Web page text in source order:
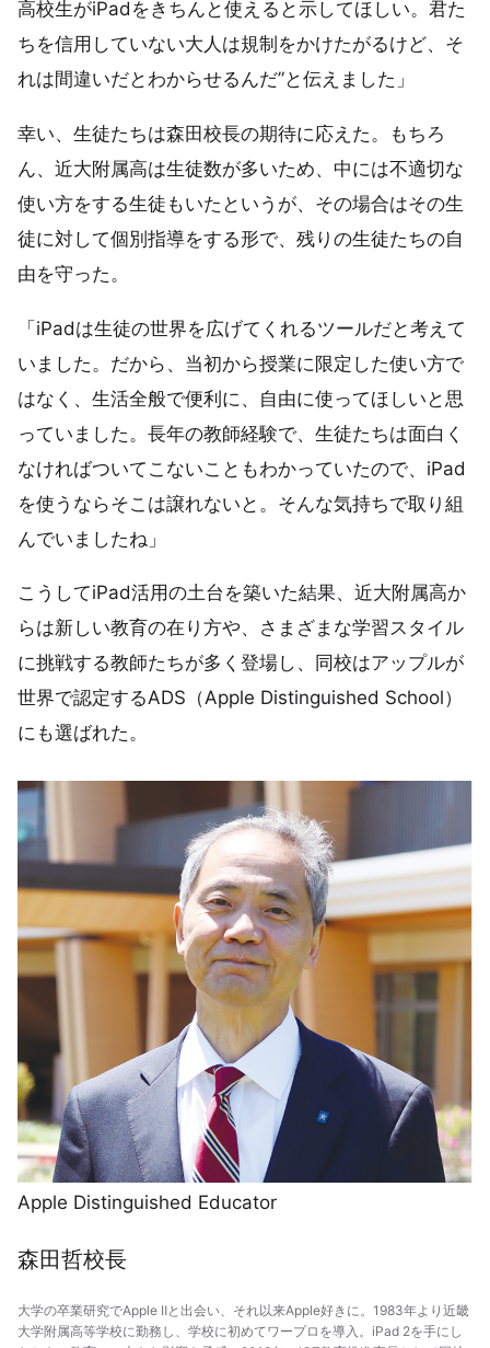
高校生がiPadをきちんと使えると示してほしい。君た
ちを信用していない大人は規制をかけたがるけど、そ
れは間違いだとわからせるんだ”と伝えました」
幸い、生徒たちは森田校長の期待に応えた。もちろ
ん、近大附属高は生徒数が多いため、中には不適切な
使い方をする生徒もいたというが、その場合はその生
徒に対して個別指導をする形で、残りの生徒たちの自
由を守った。
「iPadは生徒の世界を広げてくれるツールだと考えて
いました。だから、当初から授業に限定した使い方で
はなく、生活全般で便利に、自由に使ってほしいと思
っていました。長年の教師経験で、生徒たちは面白く
なければついてこないこともわかっていたので、iPad
を使うならそこは譲れないと。そんな気持ちで取り組
んでいましたね」
こうしてiPad活用の土台を築いた結果、近大附属高か
らは新しい教育の在り方や、さまざまな学習スタイル
に挑戦する教師たちが多く登場し、同校はアップルが
世界で認定するADS（Apple Distinguished School）
にも選ばれた。
Apple Distinguished Educator
森田哲校長
大学の卒業研究でApple Ⅱと出会い、それ以来Apple好きに。1983年より近畿
大学附属高等学校に勤務し、学校に初めてワープロを導入。iPad 2を手にし